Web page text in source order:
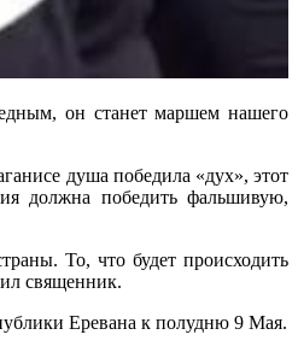
он станет маршем нашего
душа победила «дух», этот
должна победить фальшивую,
То, что будет происходить
священник.
Еревана к полудню 9 Мая.